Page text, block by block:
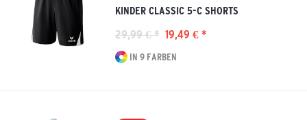
KINDER CLASSIC 5-C SHORTS
29,99 € * 19,49 € *
IN 9 FARBEN